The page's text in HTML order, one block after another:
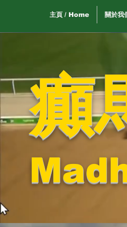
主頁 / Home 關於
癲